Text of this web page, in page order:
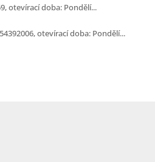
otevírací doba: Pondělí...
otevírací doba: Pondělí...